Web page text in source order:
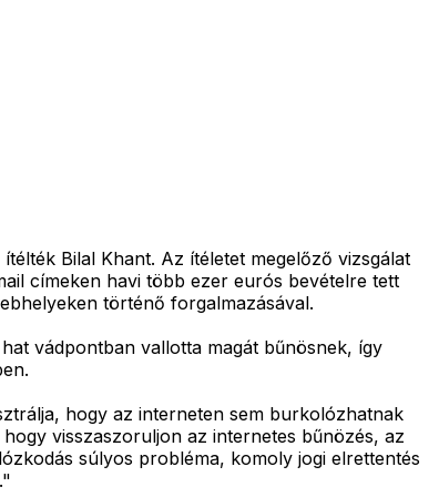
Bilal Khant. Az ítéletet megelőző vizsgálat
címeken havi több ezer eurós bevételre tett
történő forgalmazásával.
vádpontban vallotta magát bűnösnek, így
hogy az interneten sem burkolózhatnak
visszaszoruljon az internetes bűnözés, az
súlyos probléma, komoly jogi elrettentés